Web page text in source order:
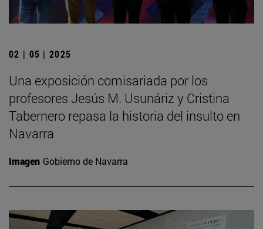
02 | 05 | 2025
Una exposición comisariada por los
profesores Jesús M. Usunáriz y Cristina
Tabernero repasa la historia del insulto en
Navarra
Imagen Gobierno de Navarra